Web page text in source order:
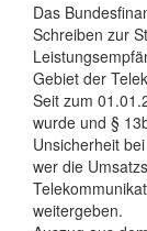
Das
Schreiben zur
Gebiet der
Seit zum
wurde und §
Unsicherheit
wer die
weitergeben.